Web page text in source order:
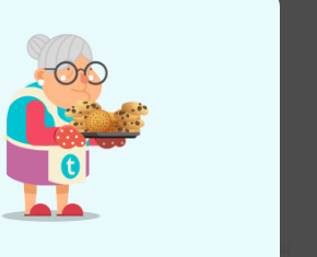
Preisbereich bis 200¤.
von Sommer bestellen aber der
mir dann doch zu groß und ich
lohnt sich und ich
BEWERTUNG MELDEN